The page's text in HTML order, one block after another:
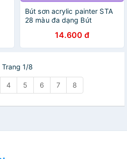
Bút sơn acrylic painter STA
28 màu đa dạng Bút
liệu - Bán Lẻ14.600 đ
Trang 1/8
4 5 6 7 8